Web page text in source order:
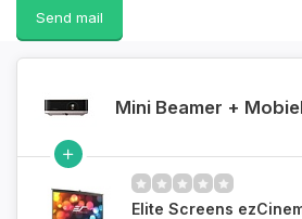
Send mail
Mini Beamer +
Elite Screens